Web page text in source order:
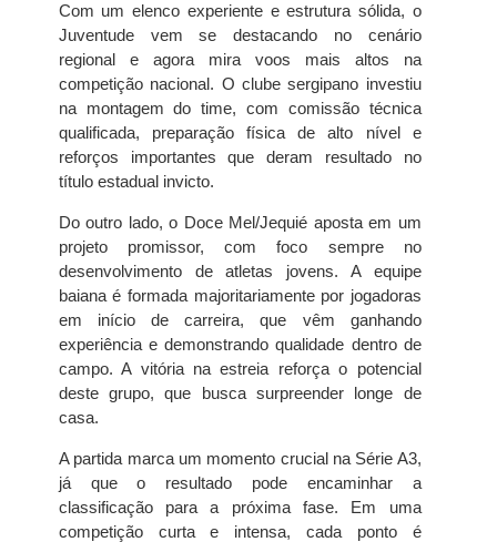
Com um elenco experiente e estrutura sólida, o
Juventude vem se destacando no cenário
regional e agora mira voos mais altos na
competição nacional. O clube sergipano investiu
na montagem do time, com comissão técnica
qualificada, preparação física de alto nível e
reforços importantes que deram resultado no
título estadual invicto.
Do outro lado, o Doce Mel/Jequié aposta em um
projeto promissor, com foco sempre no
desenvolvimento de atletas jovens. A equipe
baiana é formada majoritariamente por jogadoras
em início de carreira, que vêm ganhando
experiência e demonstrando qualidade dentro de
campo. A vitória na estreia reforça o potencial
deste grupo, que busca surpreender longe de
casa.
A partida marca um momento crucial na Série A3,
já que o resultado pode encaminhar a
classificação para a próxima fase. Em uma
competição curta e intensa, cada ponto é